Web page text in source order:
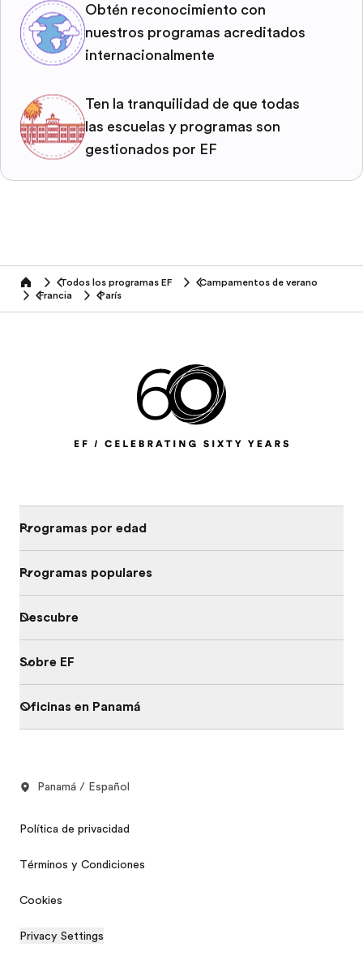
Obtén reconocimiento con
nuestros programas acreditados
internacionalmente
Ten la tranquilidad de que todas
las escuelas y programas son
gestionados por EF
home Todos los programas EF
Campamentos de verano
Francia
París
Programas por edad
Programas populares
Descubre
Sobre EF
Oficinas en Panamá
Panamá / Español
Política de privacidad
Términos y Condiciones
Cookies
Privacy Settings